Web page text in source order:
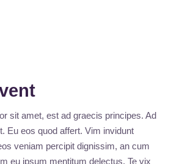
sit amet, est ad graecis principes. Ad
Eu eos quod affert. Vim invidunt
veniam percipit dignissim, an cum
eu ipsum mentitum delectus. Te vix